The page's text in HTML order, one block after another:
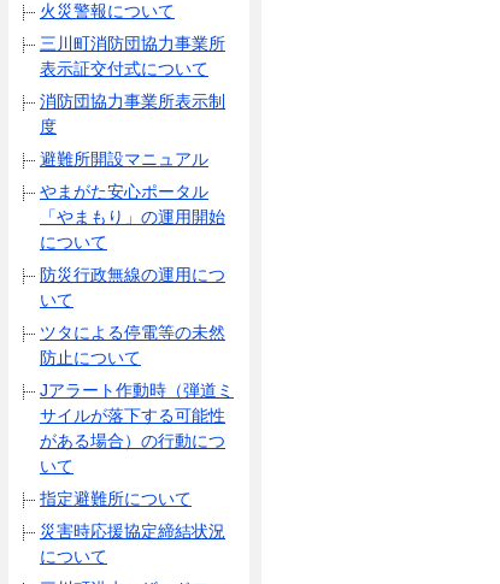
火災警報について
三川町消防団協力事業所
表示証交付式について
消防団協力事業所表示制
度
避難所開設マニュアル
やまがた安心ポータル
「やまもり」の運用開始
について
防災行政無線の運用につ
いて
ツタによる停電等の未然
防止について
Jアラート作動時（弾道ミ
サイルが落下する可能性
がある場合）の行動につ
いて
指定避難所について
災害時応援協定締結状況
について